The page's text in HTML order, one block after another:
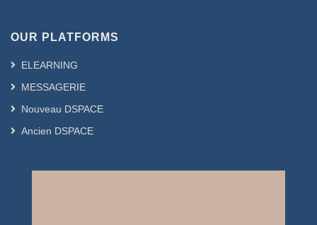
OUR PLATFORMS
ELEARNING
MESSAGERIE
Nouveau DSPACE
Ancien DSPACE